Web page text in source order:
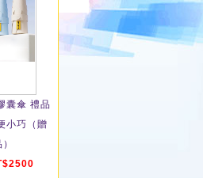
囊傘 禮品
小巧（贈